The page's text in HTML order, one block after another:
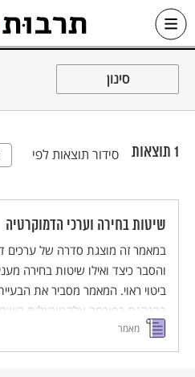
Skip
כל האתר
סינון
1 תוצאות סידור תוצאות לפי
שיטות בחירה וערכי הדמוקרטיה
במאמר זה מוצגת סדרה של ערכים
והסבר כיצד ואילו שיטות בחירה
ביטוי ראוי. המאמר מסביר את
בהנהגת רפורמה אלקטוראלית
התמקדות על היסטוריית
אזורית לבחירות הכלליות לכנסת.
מאמר